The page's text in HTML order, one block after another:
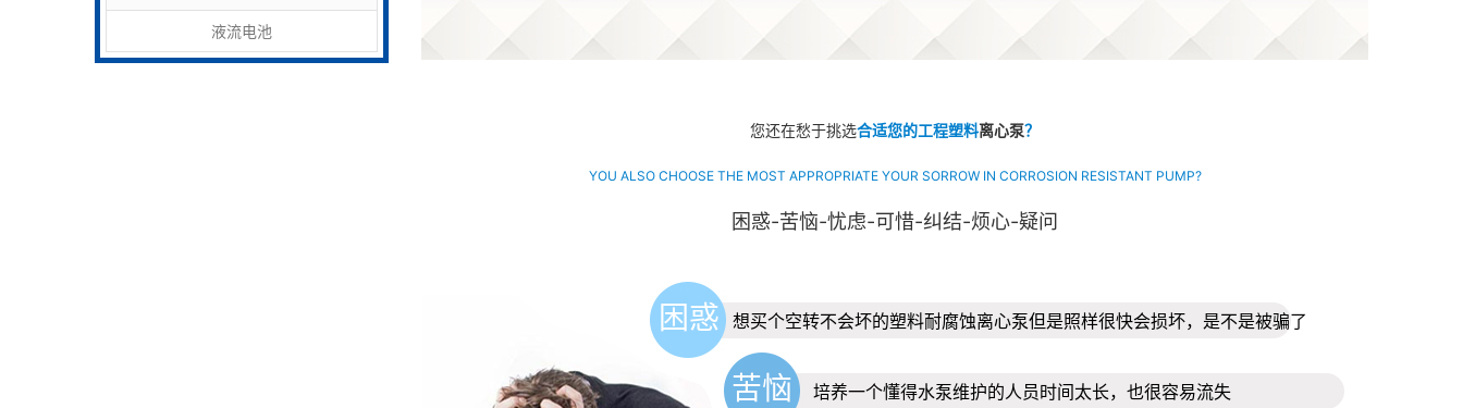
液流电池
您还在愁于挑选合适您的工程塑料离心泵？
YOU ALSO CHOOSE THE MOST APPROPRIATE YOUR SORROW IN CORROSION RESISTANT PUMP?
困惑-苦恼-忧虑-可惜-纠结-烦心-疑问
困惑 想买个空转不会坏的塑料耐腐蚀离心泵但是照样很快会损坏，是不是被骗了
苦恼 培养一个懂得水泵维护的人员时间太长，也很容易流失